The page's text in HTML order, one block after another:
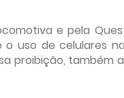
e pela
uso de celulares
proibição, também